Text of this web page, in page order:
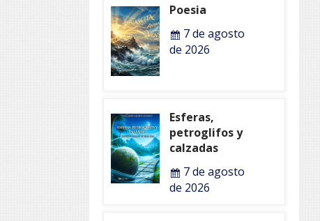
Poesia
7 de agosto
de 2026
Esferas,
petroglifos y
calzadas
7 de agosto
de 2026